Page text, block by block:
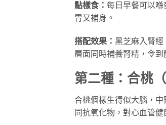
點樣食： 每日早餐可以
胃又補身。
搭配效果： 黑芝麻入腎
層面同時補養腎精，令到
第二種：合桃
合桃個樣生得似大腦，中
同抗氧化物，對心血管